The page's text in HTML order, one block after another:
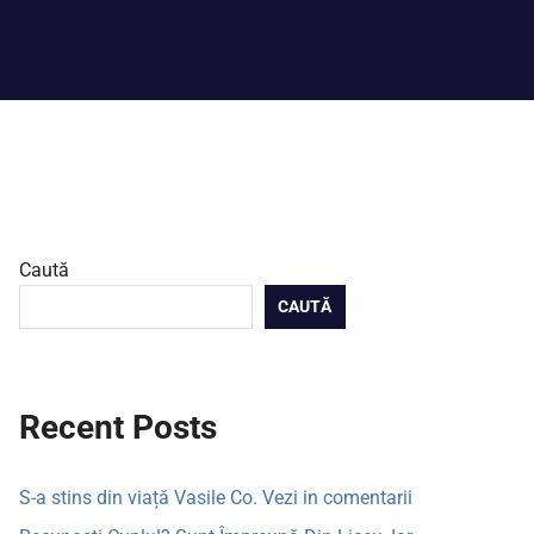
Caută
CAUTĂ
Recent Posts
S-a stins din viață Vasile Co. Vezi in comentarii